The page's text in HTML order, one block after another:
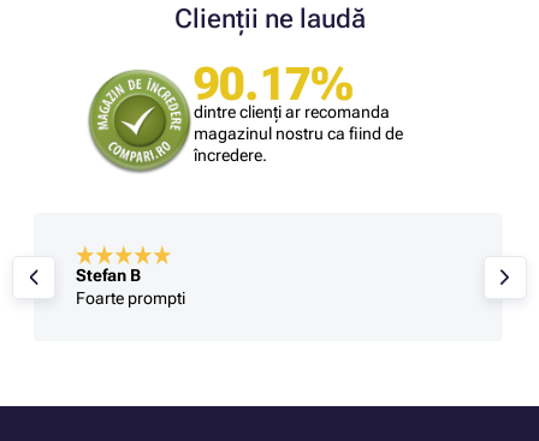
Clienții ne laudă
90.17%
dintre clienți ar recomanda
magazinul nostru ca fiind de
încredere.
Stefan B
Foarte prompti